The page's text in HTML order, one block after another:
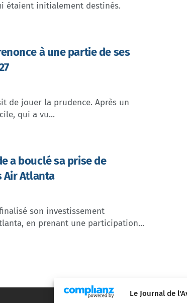
Le Journal de
étaient initialement destinés.
à une partie de ses
de jouer la prudence. Après un
qui a vu...
a bouclé sa prise de
Air Atlanta
son investissement
en prenant une participation...